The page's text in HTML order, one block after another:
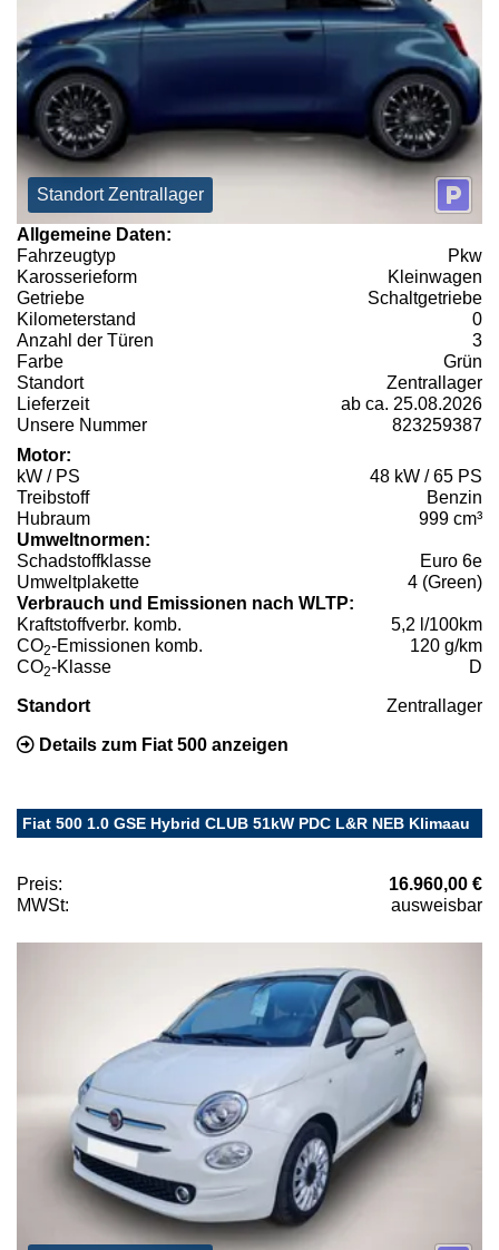
Standort Zentrallager
Allgemeine Daten:
Fahrzeugtyp
Pkw
Karosserieform
Kleinwagen
Getriebe
Schaltgetriebe
Kilometerstand
0
Anzahl der Türen
3
Farbe
Grün
Standort
Zentrallager
Lieferzeit
ab ca. 25.08.2026
Unsere Nummer
823259387
Motor:
kW / PS
48 kW / 65 PS
Treibstoff
Benzin
Hubraum
999 cm³
Umweltnormen:
Schadstoffklasse
Euro 6e
Umweltplakette
4 (Green)
Verbrauch und Emissionen nach WLTP:
Kraftstoffverbr. komb.
5,2 l/100km
CO2-Emissionen komb.
120 g/km
CO2-Klasse D
Standort Zentrallager
Details zum Fiat 500 anzeigen
Fiat 500 1.0 GSE Hybrid CLUB 51kW PDC L&R NEB Klimaau
Preis:
16.960,00 €
MWSt:
ausweisbar